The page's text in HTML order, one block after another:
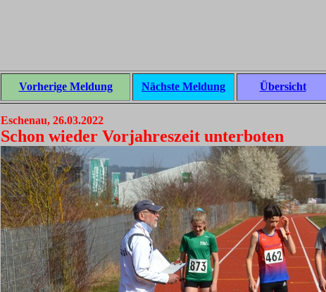
Vorherige Meldung Nächste Meldung Übersicht
Eschenau, 26.03.2022
Schon wieder Vorjahreszeit unterboten